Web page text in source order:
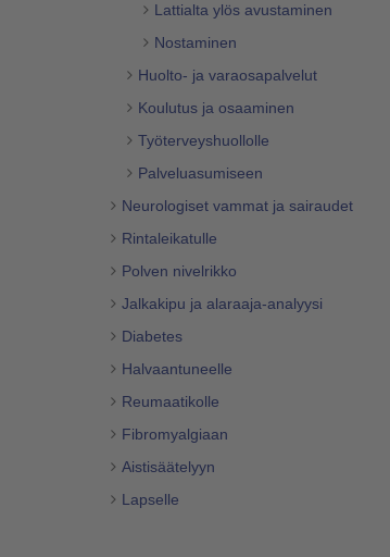
Lattialta ylös avustaminen
Nostaminen
Huolto- ja varaosapalvelut
Koulutus ja osaaminen
Työterveyshuollolle
Palveluasumiseen
Neurologiset vammat ja sairaudet
Rintaleikatulle
Polven nivelrikko
Jalkakipu ja alaraaja-analyysi
Diabetes
Halvaantuneelle
Reumaatikolle
Fibromyalgiaan
Aistisäätelyyn
Lapselle